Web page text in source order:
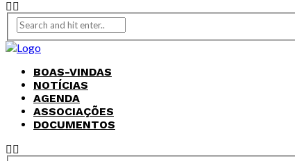
BOAS-VINDAS
NOTÍCIAS
AGENDA
ASSOCIAÇÕES
DOCUMENTOS